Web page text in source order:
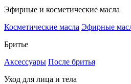
Эфирные и косметические масла
Косметические масла Эфирные
Бритье
Аксессуары После бритья
Уход для лица и тела